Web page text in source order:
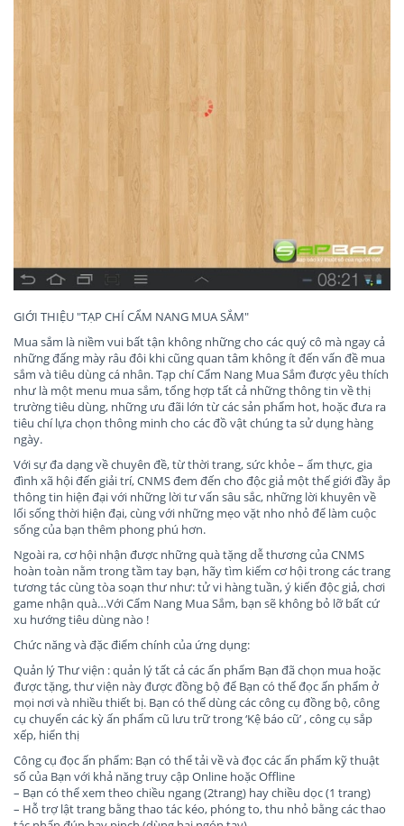
GIỚI THIỆU "TẠP CHÍ CẨM NANG MUA SẮM"
Mua sắm là niềm vui bất tận không những cho các quý cô mà ngay cả
những đấng mày râu đôi khi cũng quan tâm không ít đến vấn đề mua
sắm và tiêu dùng cá nhân. Tạp chí Cẩm Nang Mua Sắm được yêu thích
như là một menu mua sắm, tổng hợp tất cả những thông tin về thị
trường tiêu dùng, những ưu đãi lớn từ các sản phẩm hot, hoặc đưa ra
tiêu chí lựa chọn thông minh cho các đồ vật chúng ta sử dụng hàng
ngày.
Với sự đa dạng về chuyên đề, từ thời trang, sức khỏe – ẩm thực, gia
đình xã hội đến giải trí, CNMS đem đến cho độc giả một thế giới đầy ắp
thông tin hiện đại với những lời tư vấn sâu sắc, những lời khuyên về
lối sống thời hiện đại, cùng với những mẹo vặt nho nhỏ để làm cuộc
sống của bạn thêm phong phú hơn.
Ngoài ra, cơ hội nhận được những quà tặng dễ thương của CNMS
hoàn toàn nằm trong tầm tay bạn, hãy tìm kiếm cơ hội trong các trang
tương tác cùng tòa soạn thư như: tử vi hàng tuần, ý kiến độc giả, chơi
game nhận quà…Với Cẩm Nang Mua Sắm, bạn sẽ không bỏ lỡ bất cứ
xu hướng tiêu dùng nào !
Chức năng và đặc điểm chính của ứng dụng:
Quản lý Thư viện : quản lý tất cả các ấn phẩm Bạn đã chọn mua hoặc
được tặng, thư viện này được đồng bộ để Bạn có thể đọc ấn phẩm ở
mọi nơi và nhiều thiết bị. Bạn có thể dùng các công cụ đồng bộ, công
cụ chuyển các kỳ ấn phẩm cũ lưu trữ trong ‘Kệ báo cũ’ , công cụ sắp
xếp, hiển thị
Công cụ đọc ấn phẩm: Bạn có thể tải về và đọc các ấn phẩm kỹ thuật
số của Bạn với khả năng truy cập Online hoặc Offline
– Bạn có thể xem theo chiều ngang (2trang) hay chiều dọc (1 trang)
– Hỗ trợ lật trang bằng thao tác kéo, phóng to, thu nhỏ bằng các thao